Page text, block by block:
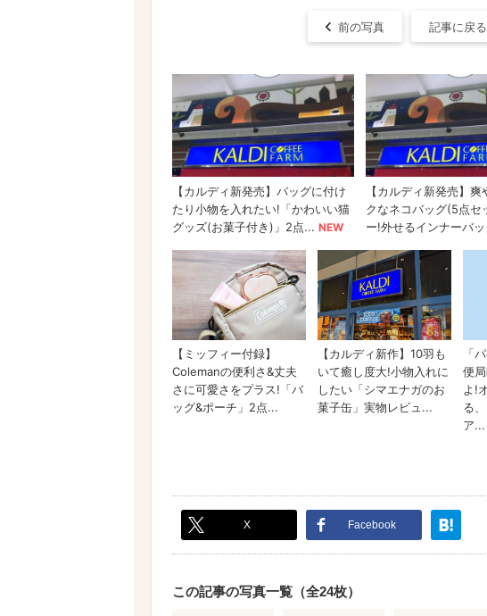
前の写真 記事に戻る
X Facebook
この記事の写真一覧（全24枚）